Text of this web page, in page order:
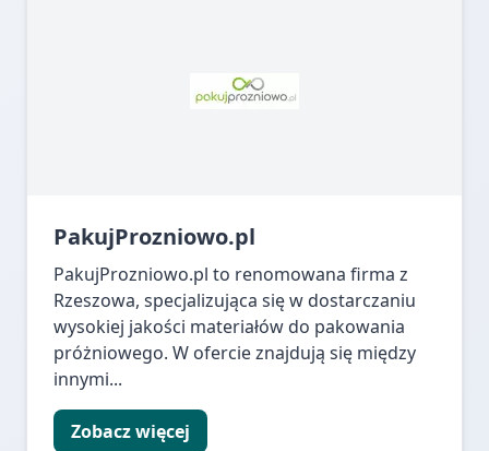
PakujProzniowo.pl
PakujProzniowo.pl to renomowana firma z
Rzeszowa, specjalizująca się w dostarczaniu
wysokiej jakości materiałów do pakowania
próżniowego. W ofercie znajdują się między
innymi...
Zobacz więcej